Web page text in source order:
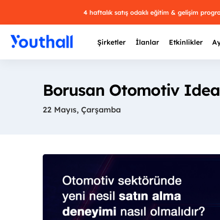
4 haftalık satış odaklı eğitim & gelişim
Şirketler İlanlar Etkinlikler
Borusan Otomotiv
22 Mayıs, Çarşamba